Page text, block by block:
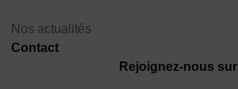
Nos actualités
Contact
Rejoignez-nous sur